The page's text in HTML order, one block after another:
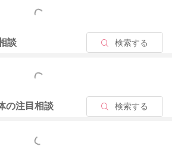
もっと見る
談 検索する
もっと見る
の注目相談 検索する
もっと見る